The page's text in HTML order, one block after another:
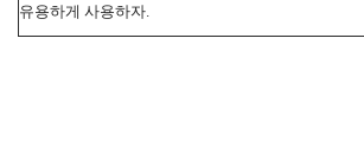
유용하게 사용하자.